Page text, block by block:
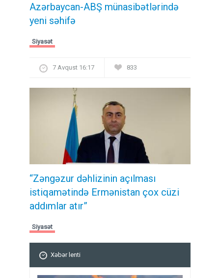
Azərbaycan-ABŞ münasibətlərində
yeni səhifə
Siyasət
7 Avqust 16:17 833
“Zəngəzur dəhlizinin açılması
istiqamətində Ermənistan çox cüzi
addımlar atır”
Siyasət
Xəbər lenti